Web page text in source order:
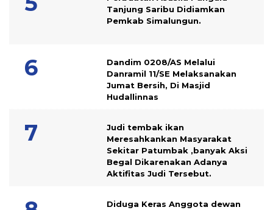
Tanjung Saribu Didiamkan
Pemkab Simalungun.
Dandim 0208/AS Melalui
Danramil 11/SE Melaksanakan
Jumat Bersih, Di Masjid
Hudallinnas
Judi tembak ikan
Meresahkankan Masyarakat
Sekitar Patumbak ,banyak Aksi
Begal Dikarenakan Adanya
Aktifitas Judi Tersebut.
Diduga Keras Anggota dewan